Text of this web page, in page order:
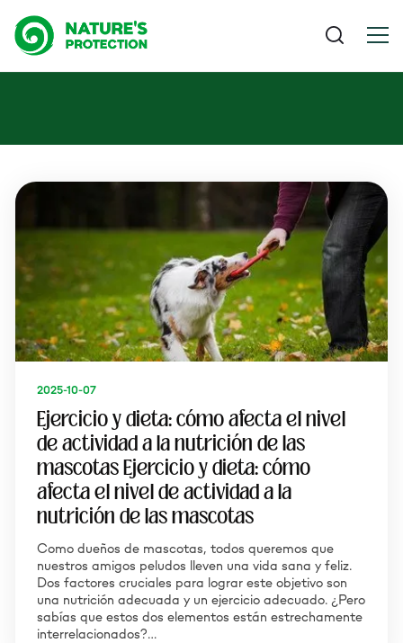
2025-10-07
Ejercicio y dieta: cómo afecta el nivel
de actividad a la nutrición de las
mascotas Ejercicio y dieta: cómo
afecta el nivel de actividad a la
nutrición de las mascotas
Como dueños de mascotas, todos queremos que
nuestros amigos peludos lleven una vida sana y feliz.
Dos factores cruciales para lograr este objetivo son
una nutrición adecuada y un ejercicio adecuado. ¿Pero
sabías que estos dos elementos están estrechamente
interrelacionados?…